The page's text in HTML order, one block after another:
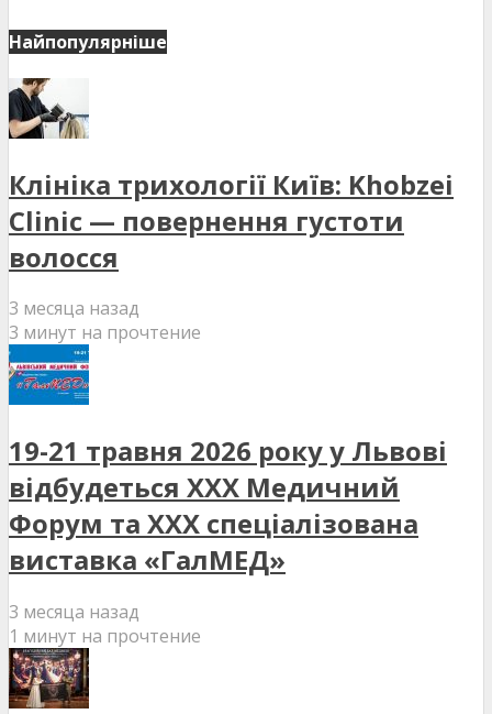
Найпопулярніше
Клініка трихології Київ: Khobzei
Clinic — повернення густоти
волосся
3 месяца назад
3 минут на прочтение
19-21 травня 2026 року у Львові
відбудеться XXX Медичний
Форум та XXX спеціалізована
виставка «ГалМЕД»
3 месяца назад
1 минут на прочтение